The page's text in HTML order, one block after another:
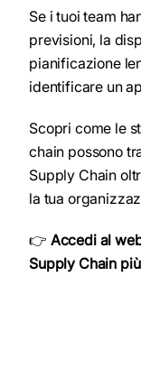
Se i tuoi team
previsioni, la
pianificazione
identificare un
Scopri come le
chain possono
Supply Chain
la tua
👉 Accedi al
Supply Chain